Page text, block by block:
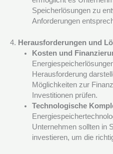
Speicherlösungen zu
Anforderungen
4. Herausforderungen und
Kosten und
Herausforderung
Möglichkeiten zur
Investitionen prüfen.
Technologische
Unternehmen sollten in
investieren, um die